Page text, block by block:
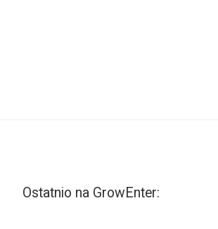
Ostatnio na GrowEnter: